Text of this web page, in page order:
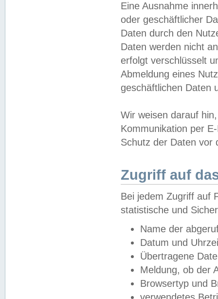
Eine Ausnahme
oder geschäftlicher
Daten durch den
Daten werden nicht
erfolgt verschlüsselt
Abmeldung eines
geschäftlichen Daten
Wir weisen darauf
Kommunikation per
Schutz der Daten vor
Zugriff auf
Bei jedem Zugriff auf
statistische und
Name der
Datum und
Übertragene
Meldung, ob der
Browsertyp und